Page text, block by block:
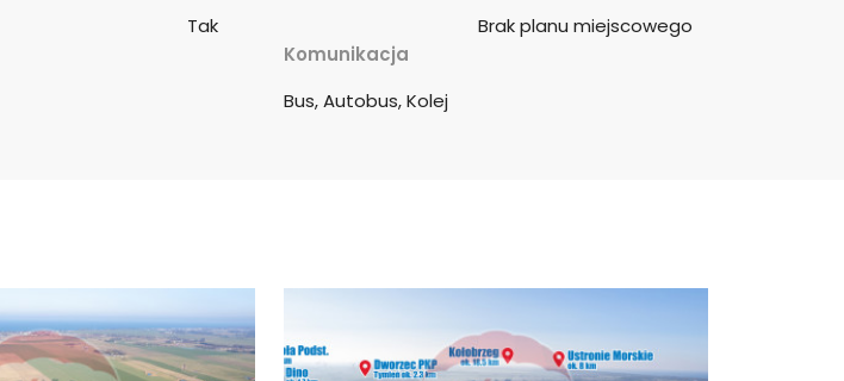
Tak
Brak planu miejscowego
Komunikacja
Bus, Autobus, Kolej